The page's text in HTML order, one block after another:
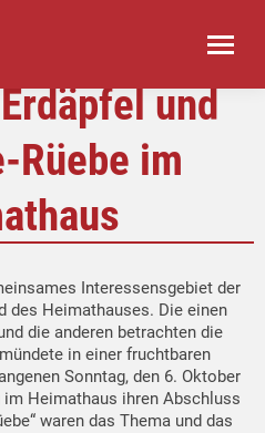
und
Rüebe im
Interessensgebiet der
des Heimathauses. Die einen
die anderen betrachten die
in einer fruchtbaren
Sonntag, den 6. Oktober
Heimathaus ihren Abschluss
waren das Thema und das